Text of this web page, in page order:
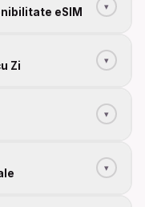
eSIM ▾
Zi ▾
▾
▾